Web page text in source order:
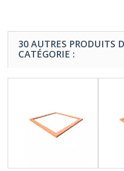
30 AUTRES PRODUITS
CATÉGORIE :